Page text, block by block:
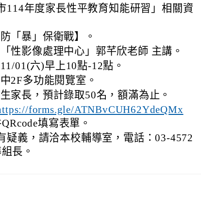
114年度家長性平教育知能研習」相關資
「暴」保衛戰】。
性影像處理中心」郭芊欣老師 主講。
01(六)早上10點-12點。
2F多功能閱覽室。
家長，預計錄取50名，額滿為止。
forms.gle/ATNBvCUH62YdeQMx
填寫表單。
疑義，請洽本校輔導室，電話：03-4572
長。